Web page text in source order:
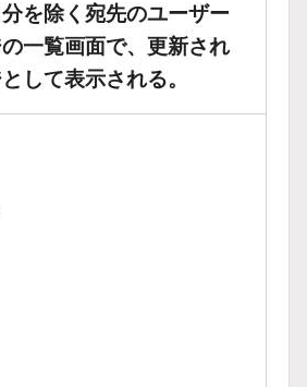
を除く宛先のユーザー
一覧画面で、更新され
して表示される。